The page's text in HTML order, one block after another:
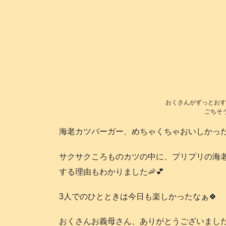
おくさんがずっとお
ごちそ
海老カツバーガー、めちゃくちゃおいしかっ
サクサクころものカツの中に、プリプリの海
する理由もわかりました🦐💕
3人でのひとときは今日も楽しかったなぁ🍀
おくさんお義母さん、ありがとうございまし